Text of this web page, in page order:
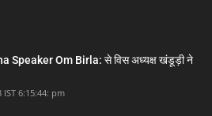
Speaker Om Birla: से विस अध्यक्ष खंडूड़ी ने
IST 6:15:44: pm